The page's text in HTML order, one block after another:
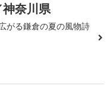
奈川県
がる鎌倉の夏の風物詩